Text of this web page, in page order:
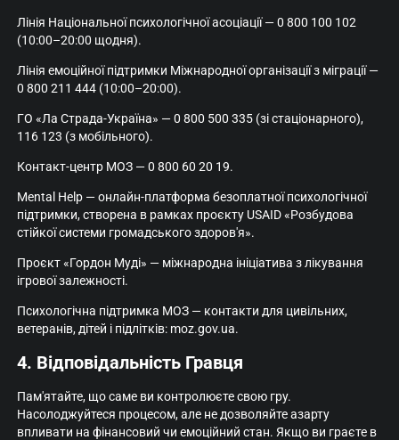
Лінія Національної психологічної асоціації — 0 800 100 102
(10:00–20:00 щодня).
Лінія емоційної підтримки Міжнародної організації з міграції —
0 800 211 444 (10:00–20:00).
ГО «Ла Страда-Україна» — 0 800 500 335 (зі стаціонарного),
116 123 (з мобільного).
Контакт-центр МОЗ — 0 800 60 20 19.
Mental Help — онлайн-платформа безоплатної психологічної
підтримки, створена в рамках проєкту USAID «Розбудова
стійкої системи громадського здоров'я».
Проєкт «Гордон Муді» — міжнародна ініціатива з лікування
ігрової залежності.
Психологічна підтримка МОЗ — контакти для цивільних,
ветеранів, дітей і підлітків: moz.gov.ua.
4. Відповідальність Гравця
Пам'ятайте, що саме ви контролюєте свою гру.
Насолоджуйтеся процесом, але не дозволяйте азарту
впливати на фінансовий чи емоційний стан. Якщо ви граєте в